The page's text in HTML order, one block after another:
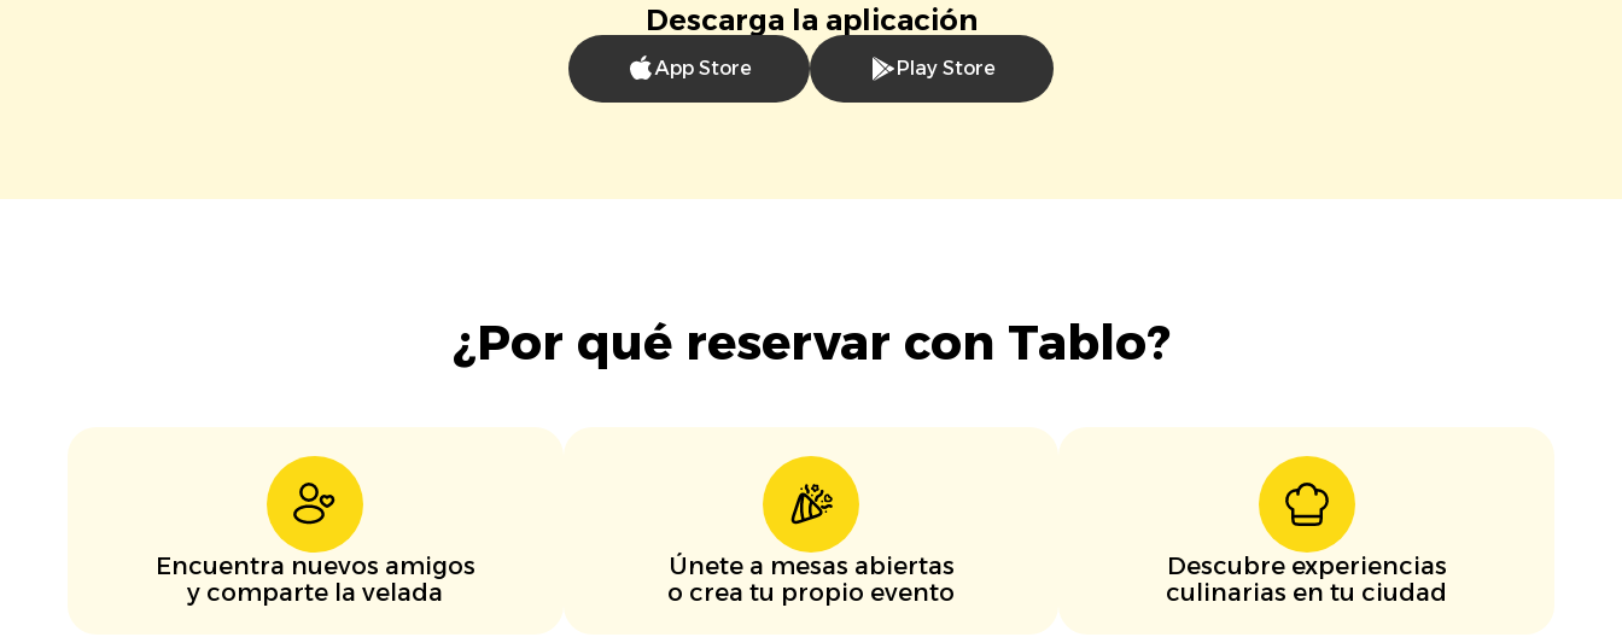
Descarga la aplicación
App Store Play Store
¿Por qué reservar con Tablo?
Encuentra nuevos amigos
y comparte la velada
Únete a mesas abiertas
o crea tu propio evento
Descubre experiencias
culinarias en tu ciudad